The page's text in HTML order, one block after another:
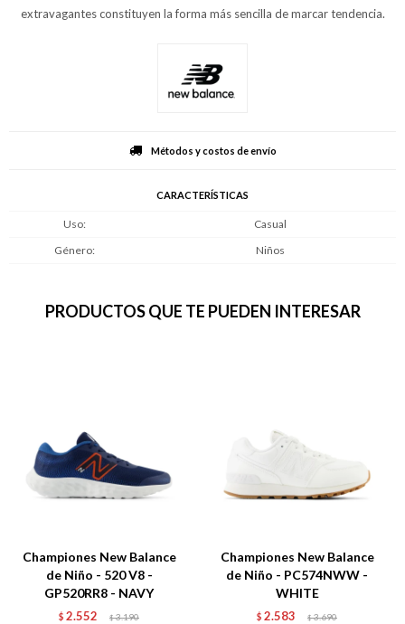
extravagantes constituyen la forma más sencilla de marcar tendencia.
Métodos y costos de envío
CARACTERÍSTICAS
Uso
Casual
Género
Niños
PRODUCTOS QUE TE PUEDEN INTERESAR
Championes New Balance
de Niño - 520 V8 -
GP520RR8 - NAVY
$ 2.552 $ 3.190
Championes New Balance
de Niño - PC574NWW -
WHITE
$ 2.583 $ 3.690